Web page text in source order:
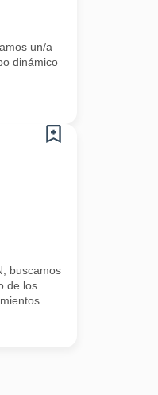
un/a
dinámico
buscamos
de los
...